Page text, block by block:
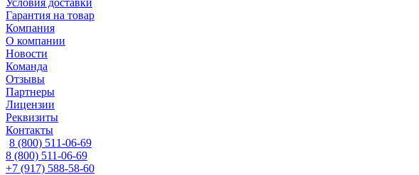
Условия доставки
Гарантия на товар
Компания
О компании
Новости
Команда
Отзывы
Партнеры
Лицензии
Реквизиты
Контакты
8 (800) 511-06-69
8 (800) 511-06-69
+7 (917) 588-58-60